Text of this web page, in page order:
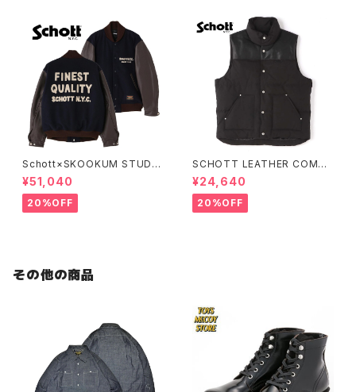
Schott×SKOOKUM STUDIU
M JACKET FINEST QUALIT
Y
¥51,040
20%OFF
SCHOTT LEATHER COMBI
DOWN VEST
¥24,640
20%OFF
その他の商品